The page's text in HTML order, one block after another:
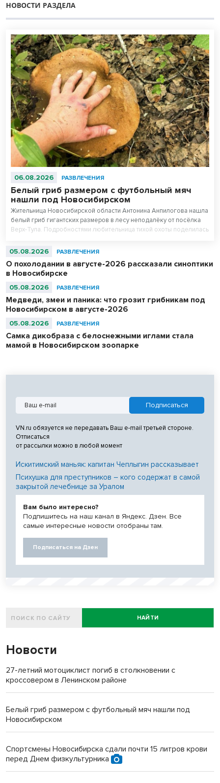
НОВОСТИ РАЗДЕЛА
06.08.2026 РАЗВЛЕЧЕНИЯ
Белый гриб размером с футбольный мяч
нашли под Новосибирском
Жительница Новосибирской области Антонина Анпилогова нашла
белый гриб гигантских размеров в лесу неподалёку от посёлка
Верх-Тула. Подробностями любительница тихой охоты поделилась
05.08.2026 РАЗВЛЕЧЕНИЯ
О похолодании в августе-2026 рассказали синоптики
в Новосибирске
05.08.2026 РАЗВЛЕЧЕНИЯ
Медведи, змеи и паника: что грозит грибникам под
Новосибирском в августе-2026
05.08.2026 РАЗВЛЕЧЕНИЯ
Самка дикобраза с белоснежными иглами стала
мамой в Новосибирском зоопарке
VN.ru обязуется не передавать Ваш e-mail третьей стороне.
Отписаться
от рассылки можно в любой момент
Искитимский маньяк: капитан Чеплыгин рассказывает
Психушка для преступников – кого содержат в самой
закрытой лечебнице за Уралом
Вам было интересно?
Подпишитесь на наш канал в Яндекс. Дзен. Все
самые интересные новости отобраны там.
Подписаться на Дзен
НАЙТИ
Новости
27-летний мотоциклист погиб в столкновении с
кроссовером в Ленинском районе
Белый гриб размером с футбольный мяч нашли под
Новосибирском
Спортсмены Новосибирска сдали почти 15 литров крови
перед Днем физкультурника